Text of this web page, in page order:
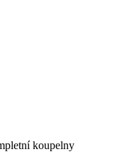
koupelny